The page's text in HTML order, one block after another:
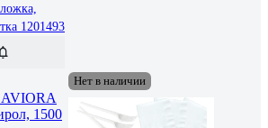
1201493
Нет в наличии